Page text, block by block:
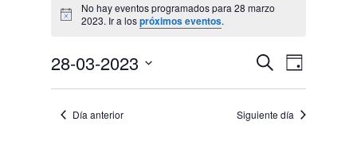
en
marzo
2023
Aviso
No hay eventos programados para 28 marzo
2023. Ir a lospróximos eventos.
Navegación
de
búsqueda
y
vistas
Buscar
de
vistas
Evento
Día
28-03-2023
fecha.Día anterior Siguiente día